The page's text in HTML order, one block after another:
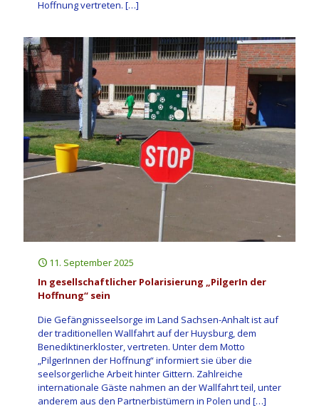
Hoffnung vertreten. […]
11. September 2025
In gesellschaftlicher Polarisierung „PilgerIn der
Hoffnung“ sein
Die Gefängnisseelsorge im Land Sachsen-Anhalt ist auf
der traditionellen Wallfahrt auf der Huysburg, dem
Benediktinerkloster, vertreten. Unter dem Motto
„PilgerInnen der Hoffnung“ informiert sie über die
seelsorgerliche Arbeit hinter Gittern. Zahlreiche
internationale Gäste nahmen an der Wallfahrt teil, unter
anderem aus den Partnerbistümern in Polen und […]